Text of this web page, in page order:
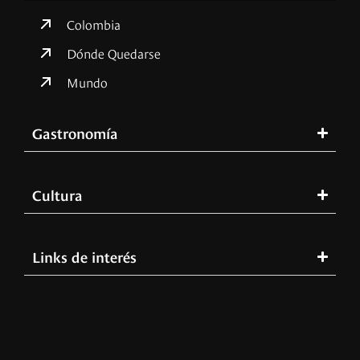
Colombia
Dónde Quedarse
Mundo
Gastronomía
Cultura
Links de interés